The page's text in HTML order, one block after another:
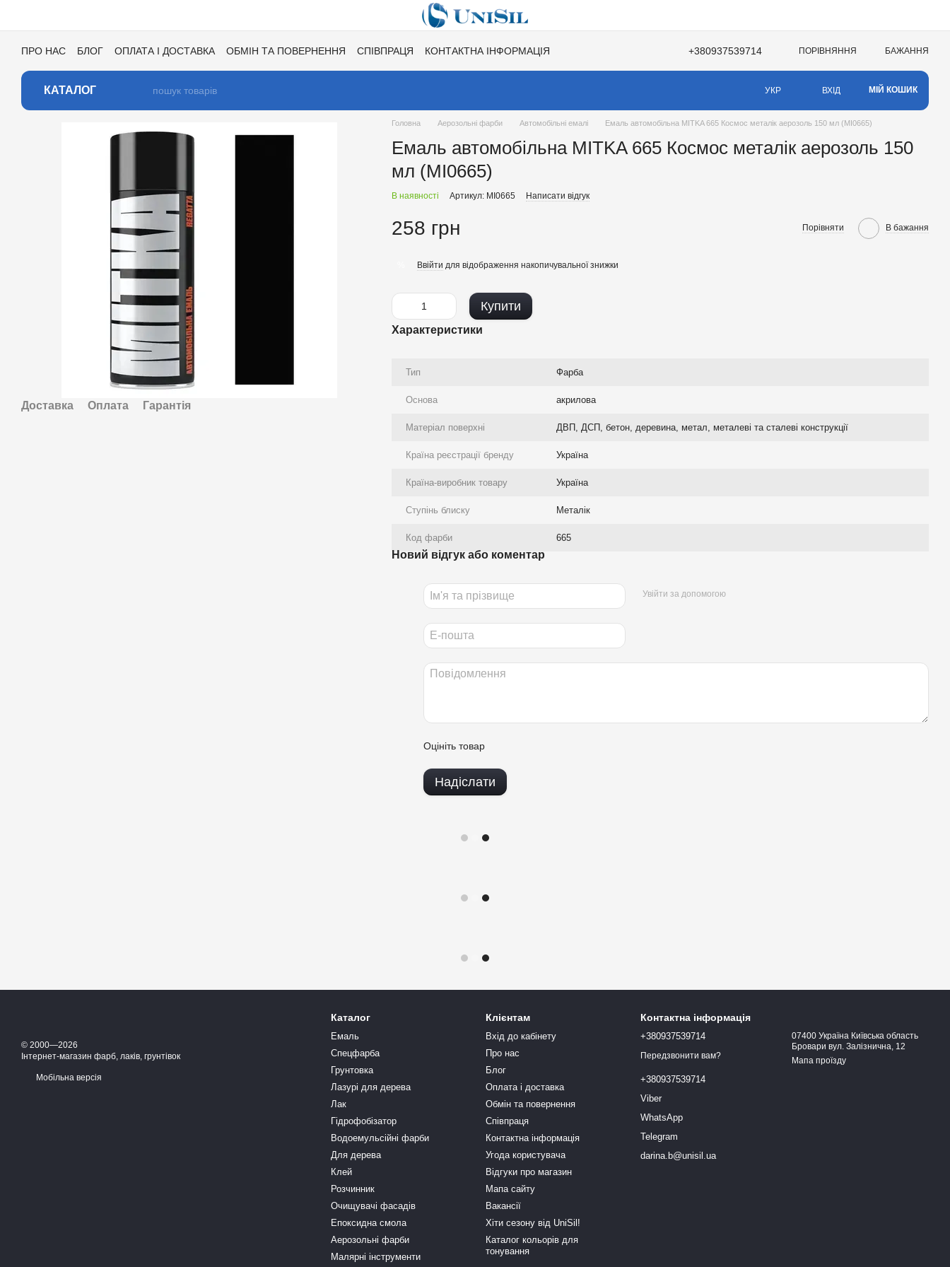
ПРО НАС БЛОГ ОПЛАТА І ДОСТАВКА ОБМІН ТА ПОВЕРНЕННЯ СПІВПРАЦЯ
КОНТАКТНА ІНФОРМАЦІЯ
+380937539714 ПОРІВНЯННЯ БАЖАННЯ
КАТАЛОГ УКР ВХІД МІЙ КОШИК
Доставка Оплата Гарантія
Головна Аерозольні фарби Автомобільні емалі Емаль автомобільна MITKA 665 Космос металік аерозоль 150 мл (MI0665)
Емаль автомобільна MITKA 665 Космос металік аерозоль 150
мл (MI0665)
В наявності Артикул: MI0665 Написати відгук
258 грн Порівняти В бажання
Ввійти для відображення накопичувальної знижки
Купити
Характеристики
Тип Фарба
Основа акрилова
Матеріал поверхні ДВП, ДСП, бетон, деревина, метал, металеві та сталеві конструкції
Країна реєстрації бренду Україна
Країна-виробник товару Україна
Ступінь блиску Металік
Код фарби 665
Новий відгук або коментар
Увійти за допомогою
Оцініть товар
Надіслати
© 2000—2026
Інтернет-магазин фарб, лаків, грунтівок
Мобільна версія
Каталог
Емаль
Спецфарба
Грунтовка
Лазурі для дерева
Лак
Гідрофобізатор
Водоемульсійні фарби
Для дерева
Клей
Розчинник
Очищувачі фасадів
Епоксидна смола
Аерозольні фарби
Малярні інструменти
Клієнтам
Вхід до кабінету
Про нас
Блог
Оплата і доставка
Обмін та повернення
Співпраця
Контактна інформація
Угода користувача
Відгуки про магазин
Мапа сайту
Вакансії
Хіти сезону від UniSil!
Каталог кольорів для
тонування
Контактна інформація
+380937539714
Передзвонити вам?
+380937539714
Viber
WhatsApp
Telegram
darina.b@unisil.ua
07400 Україна Київська область
Бровари вул. Залізнична, 12
Мапа проїзду